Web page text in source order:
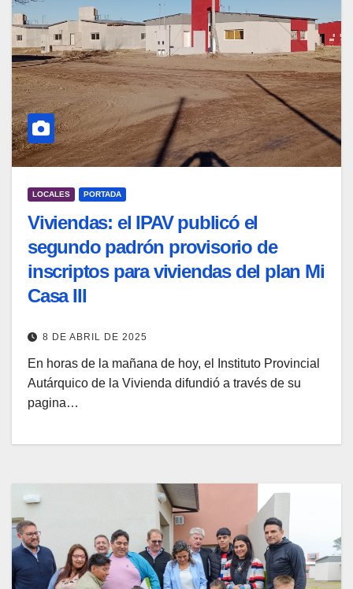
LOCALES PORTADA
Viviendas: el IPAV publicó el
segundo padrón provisorio de
inscriptos para viviendas del plan Mi
Casa III
8 DE ABRIL DE 2025
En horas de la mañana de hoy, el Instituto Provincial
Autárquico de la Vivienda difundió a través de su
pagina…